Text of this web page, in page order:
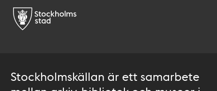
Stockholmskällan är ett samarbete